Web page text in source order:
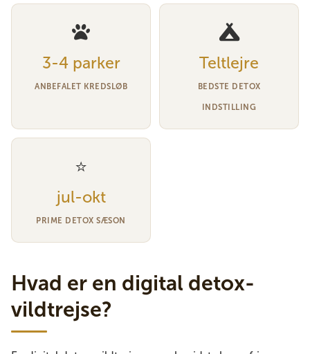
3-4 parker
ANBEFALET KREDSLØB
Teltlejre
BEDSTE DETOX
INDSTILLING
⭐
jul-okt
PRIME DETOX SÆSON
Hvad er en digital detox-
vildtrejse?